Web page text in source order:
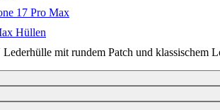
17 Pro Max
Hüllen
mit rundem Patch und klassischem